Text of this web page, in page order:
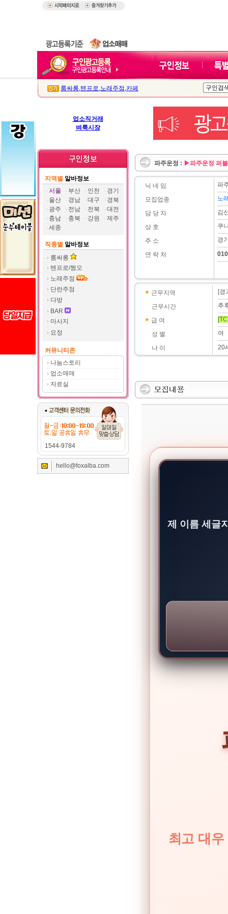
룸싸롱,텐프로,노래주점 ,카페
업소직거래
벼룩시장
지역별 알바정보
서울
부산 인천
경기
울산
경남 대구
경북
광주
전남 전북
대전
충남
충북 강원
제주
세종
직종별 알바정보
룸싸롱
텐프로/쩜오
노래주점
단란주점
다방
BAR
마사지
요정
커뮤니티존
나눔스토리
업소매매
자료실
1544-9784
hello@foxalba.com
파주운정 : ▶파주운정 퍼
닉 네 임
모집업종
담 당 자
상 호
주 소
연 락 처
파
노
김
쿠
경
근무지역
근무시간
급 여
성 별
나 이
[경
추
여
20
제 이름 세글
최고 대